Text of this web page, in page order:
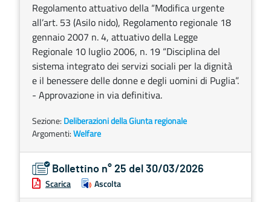
Regolamento attuativo della “Modifica urgente
all’art. 53 (Asilo nido), Regolamento regionale 18
gennaio 2007 n. 4, attuativo della Legge
Regionale 10 luglio 2006, n. 19 “Disciplina del
sistema integrato dei servizi sociali per la dignità
e il benessere delle donne e degli uomini di Puglia”.
- Approvazione in via definitiva.
Sezione: Deliberazioni della Giunta regionale
Argomenti:Welfare
Bollettino n° 25 del 30/03/2026
Scarica Ascolta